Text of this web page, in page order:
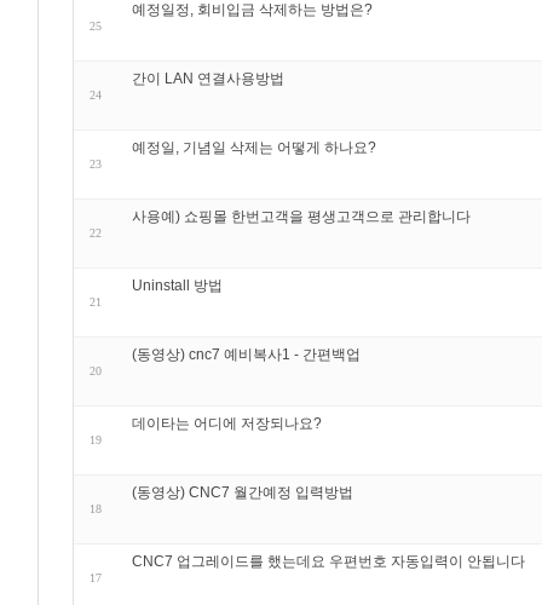
25
예정일정, 회비입금 삭제하는 방법은?
24
간이 LAN 연결사용방법
23
예정일, 기념일 삭제는 어떻게 하나요?
22
사용예) 쇼핑몰 한번고객을 평생고객으로 관리합니다
21
Uninstall 방법
20
(동영상) cnc7 예비복사1 - 간편백업
19
데이타는 어디에 저장되나요?
18
(동영상) CNC7 월간예정 입력방법
17
CNC7 업그레이드를 했는데요 우편번호 자동입력이 안됩니다